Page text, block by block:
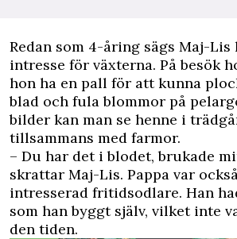
Redan som 4-åring sägs Maj-Lis
intresse för växterna. På besök
hon ha en pall för att kunna
blad och fula blommor på
bilder kan man se henne i
tillsammans med farmor.
– Du har det i blodet, brukade
skrattar Maj-Lis. Pappa var
intresserad fritidsodlare. Han
som han byggt själv, vilket inte
den tiden.